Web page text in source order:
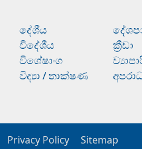
දේශීය
විදේශීය
ක්‍රීඩා
විශේෂාංග
විද්‍යා / තාක්ෂණ
Privacy Policy Sitemap